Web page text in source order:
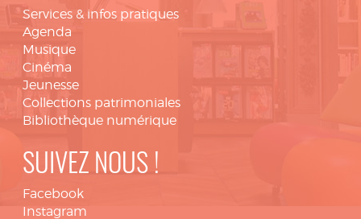
Services & infos pratiques
Agenda
Musique
Cinéma
Jeunesse
Collections patrimoniales
Bibliothèque numérique
SUIVEZ NOUS !
Facebook
Instagram